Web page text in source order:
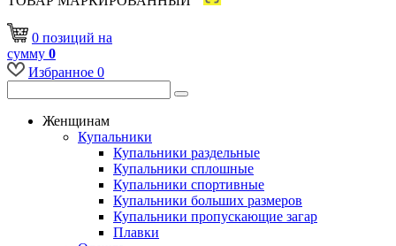
0 позиций на
сумму 0
Избранное 0
Женщинам
Купальники
Купальники раздельные
Купальники сплошные
Купальники спортивные
Купальники больших размеров
Купальники пропускающие загар
Плавки